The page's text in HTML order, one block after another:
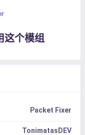
这个模组
Packet Fixer
TonimatasDEV